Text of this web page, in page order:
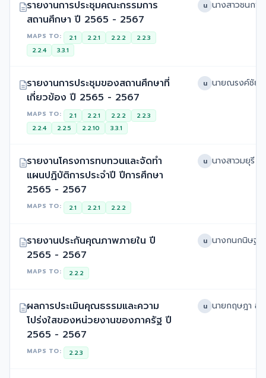
รายงานการประชุมคณะกรรมการ
สถานศึกษา ปี 2565 - 2567
MAPS TO: 2.1 2.2.1 2.2.2
2.2.3
2.2.4
3.3.1
น
รายงานการประชุมของสถานศึกษาที่
เกี่ยวข้อง ปี 2565 - 2567
MAPS TO: 2.1 2.2.1 2.2.2
2.2.3
2.2.4
2.2.5 2.2.10 3.3.1
น
รายงานโครงการทบทวนและจัดทำ
แผนปฏิบัติการประจำปี ปีการศึกษา
2565 - 2567
MAPS TO: 2.1 2.2.1 2.2.2
น
รายงานประกันคุณภาพภายใน ปี
2565 - 2567
MAPS TO: 2.2.2
น
ผลการประเมินคุณธรรมและความ
โปร่งใสของหน่วยงานของภาครัฐ ปี
2565 - 2567
MAPS TO: 2.2.3
น